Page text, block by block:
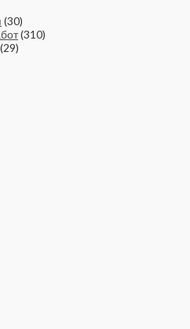
(30)
(310)
(29)